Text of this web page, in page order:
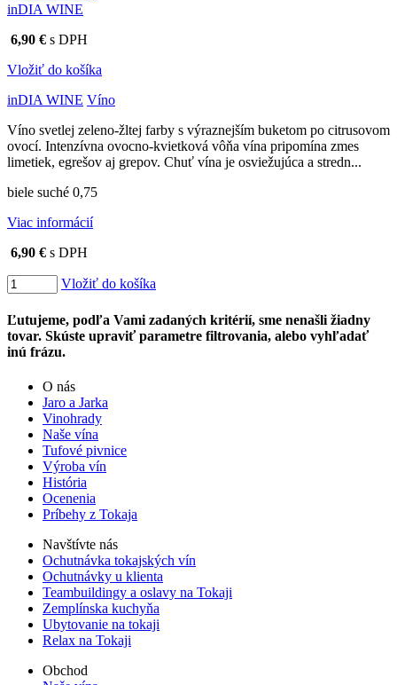
inDIA WINE
6,90 € s DPH
Vložiť do košíka
inDIA WINE Víno
Víno svetlej zeleno-žltej farby s výraznejším buketom po citrusovom
ovocí. Intenzívna ovocno-kvietková vôňa vína pripomína zmes
limetiek, egrešov aj grepov. Chuť vína je osviežujúca a stredn...
biele suché 0,75
Viac informácií
6,90 € s DPH
Vložiť do košíka
Ľutujeme, podľa Vami zadaných kritérií, sme nenašli žiadny
tovar. Skúste upraviť parametre filtrovania, alebo vyhľadať
inú frázu.
O nás
Jaro a Jarka
Vinohrady
Naše vína
Tufové pivnice
Výroba vín
História
Ocenenia
Príbehy z Tokaja
Navštívte nás
Ochutnávka tokajských vín
Ochutnávky u klienta
Teambuildingy a oslavy na Tokaji
Zemplínska kuchyňa
Ubytovanie na tokaji
Relax na Tokaji
Obchod